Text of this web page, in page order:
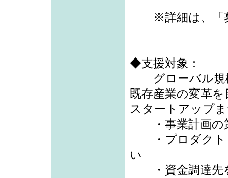
※詳細は、「募
◆支援対象：
グローバル規
既存産業の変革
スタートアップ
・事業計画の
・プロダクト
い
・資金調達先